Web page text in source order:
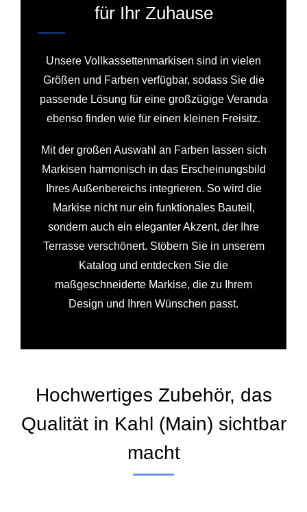
für Ihr Zuhause
Unsere Vollkassettenmarkisen sind in vielen
Größen und Farben verfügbar, sodass Sie die
passende Lösung für eine großzügige Veranda
ebenso finden wie für einen kleinen Freisitz.
Mit der großen Auswahl an Farben lassen sich
Markisen harmonisch in das Erscheinungsbild
Ihres Außenbereichs integrieren. So wird die
Markise nicht nur ein funktionales Bauteil,
sondern auch ein eleganter Akzent, der Ihre
Terrasse verschönert. Stöbern Sie in unserem
Katalog und entdecken Sie die
maßgeschneiderte Markise, die zu Ihrem
Design und Ihren Wünschen passt.
Hochwertiges Zubehör, das
Qualität in Kahl (Main) sichtbar
macht